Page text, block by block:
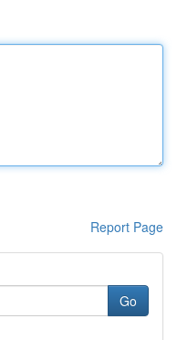
Report Page
Go